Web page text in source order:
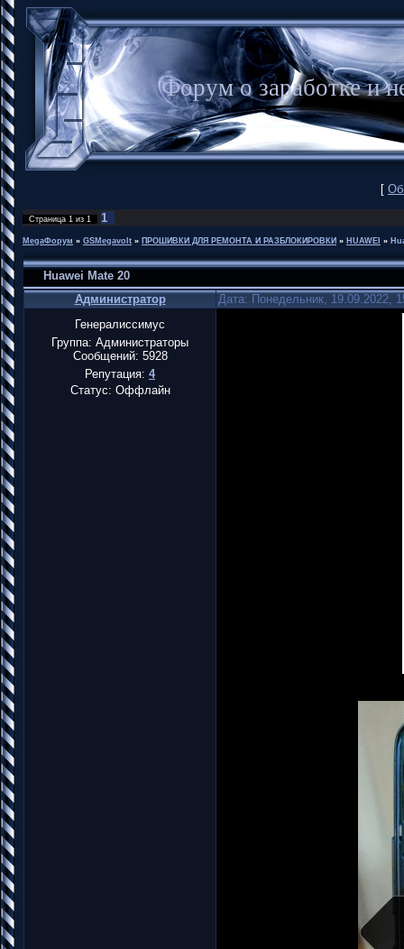
Форум о заработке
[
Страница 1 из 1 1
MegaФорум » GSMegavolt » ПРОШИВКИ ДЛЯ РЕМОНТА И РАЗБЛОКИРОВКИ » HUAWEI »
Huawei Mate 20
Администратор
Дата: Понедельник, 19.09.2022,
Генералиссимус
Группа: Администраторы
Сообщений: 5928
Репутация: 4
Статус: Оффлайн